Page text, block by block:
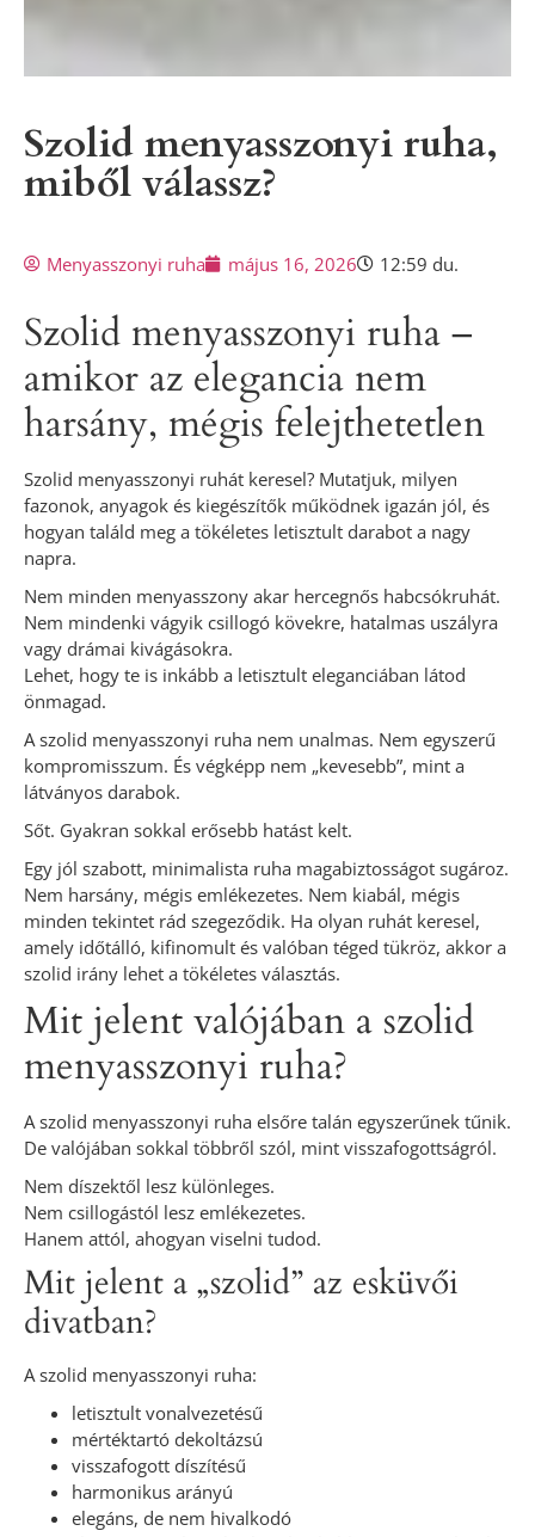
Szolid menyasszonyi ruha,
miből válassz?
Menyasszonyi ruha május 16, 2026 12:59 du.
Szolid menyasszonyi ruha –
amikor az elegancia nem
harsány, mégis felejthetetlen
Szolid menyasszonyi ruhát keresel? Mutatjuk, milyen
fazonok, anyagok és kiegészítők működnek igazán jól, és
hogyan találd meg a tökéletes letisztult darabot a nagy
napra.
Nem minden menyasszony akar hercegnős habcsókruhát.
Nem mindenki vágyik csillogó kövekre, hatalmas uszályra
vagy drámai kivágásokra.
Lehet, hogy te is inkább a letisztult eleganciában látod
önmagad.
A szolid menyasszonyi ruha nem unalmas. Nem egyszerű
kompromisszum. És végképp nem „kevesebb”, mint a
látványos darabok.
Sőt. Gyakran sokkal erősebb hatást kelt.
Egy jól szabott, minimalista ruha magabiztosságot sugároz.
Nem harsány, mégis emlékezetes. Nem kiabál, mégis
minden tekintet rád szegeződik. Ha olyan ruhát keresel,
amely időtálló, kifinomult és valóban téged tükröz, akkor a
szolid irány lehet a tökéletes választás.
Mit jelent valójában a szolid
menyasszonyi ruha?
A szolid menyasszonyi ruha elsőre talán egyszerűnek tűnik.
De valójában sokkal többről szól, mint visszafogottságról.
Nem díszektől lesz különleges.
Nem csillogástól lesz emlékezetes.
Hanem attól, ahogyan viselni tudod.
Mit jelent a „szolid” az esküvői
divatban?
A szolid menyasszonyi ruha:
letisztult vonalvezetésű
mértéktartó dekoltázsú
visszafogott díszítésű
harmonikus arányú
elegáns, de nem hivalkodó